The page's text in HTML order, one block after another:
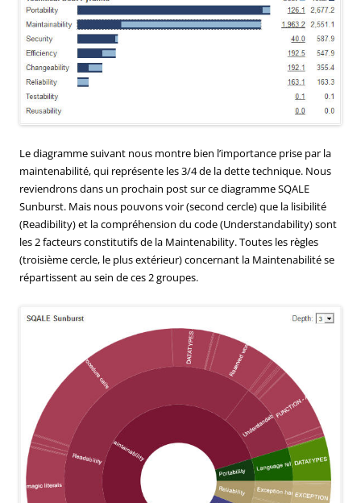
Le diagramme suivant nous montre bien l’importance prise par la
maintenabilité, qui représente les 3/4 de la dette technique. Nous
reviendrons dans un prochain post sur ce diagramme SQALE
Sunburst. Mais nous pouvons voir (second cercle) que la lisibilité
(Readibility) et la compréhension du code (Understandability) sont
les 2 facteurs constitutifs de la Maintenability. Toutes les règles
(troisième cercle, le plus extérieur) concernant la Maintenabilité se
répartissent au sein de ces 2 groupes.